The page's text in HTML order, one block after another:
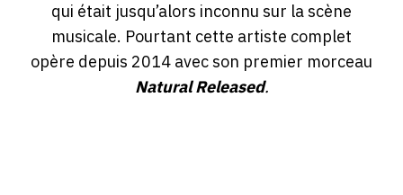
qui était jusqu’alors inconnu sur la scène
musicale. Pourtant cette artiste complet
opère depuis 2014 avec son premier morceau
Natural Released.